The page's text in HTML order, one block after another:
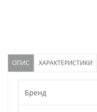
ОПИС ХАРАКТЕРИСТИКИ
Бренд